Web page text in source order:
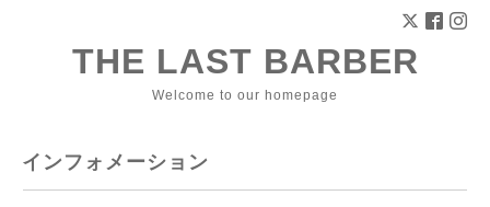
THE LAST BARBER
Welcome to our homepage
インフォメーション